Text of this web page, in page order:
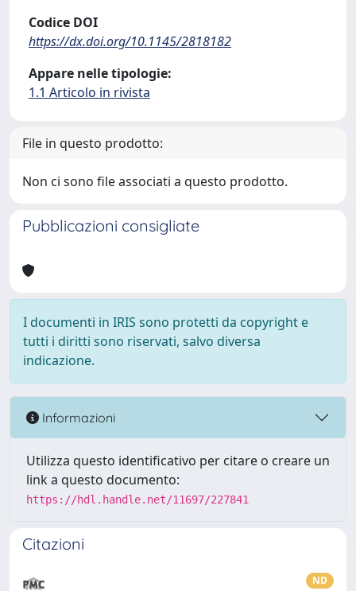
Codice DOI
https://dx.doi.org/10.1145/2818182
Appare nelle tipologie:
1.1 Articolo in rivista
File in questo prodotto:
Non ci sono file associati a questo prodotto.
Pubblicazioni consigliate
I documenti in IRIS sono protetti da copyright e
tutti i diritti sono riservati, salvo diversa
indicazione.
Informazioni
Utilizza questo identificativo per citare o creare un
link a questo documento:
https://hdl.handle.net/11697/227841
Citazioni
ND